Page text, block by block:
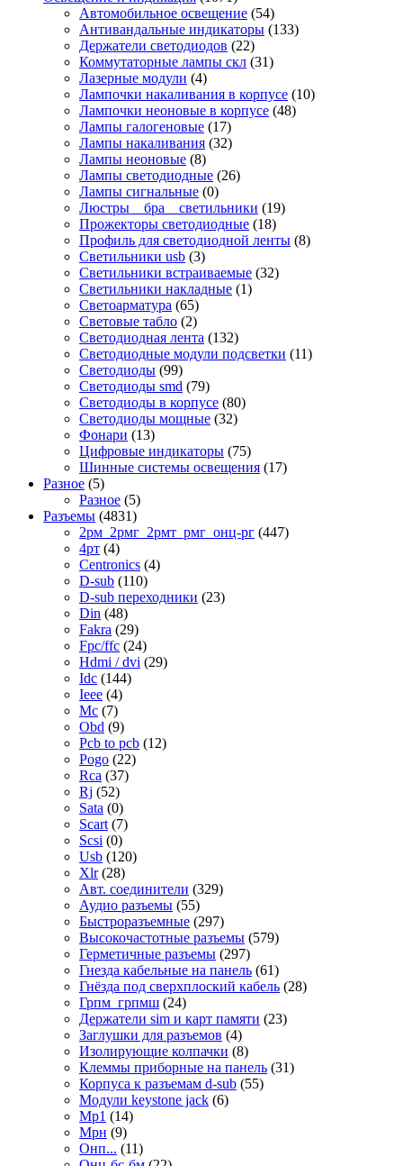
Автомобильное освещение (54)
Антивандальные индикаторы (133)
Держатели светодиодов (22)
Коммутаторные лампы скл (31)
Лазерные модули (4)
Лампочки накаливания в корпусе (10)
Лампочки неоновые в корпусе (48)
Лампы галогеновые (17)
Лампы накаливания (32)
Лампы неоновые (8)
Лампы светодиодные (26)
Лампы сигнальные (0)
Люстры _ бра _ светильники (19)
Прожекторы светодиодные (18)
Профиль для светодиодной ленты (8)
Светильники usb (3)
Светильники встраиваемые (32)
Светильники накладные (1)
Светоарматура (65)
Световые табло (2)
Светодиодная лента (132)
Светодиодные модули подсветки (11)
Светодиоды (99)
Светодиоды smd (79)
Светодиоды в корпусе (80)
Светодиоды мощные (32)
Фонари (13)
Цифровые индикаторы (75)
Шинные системы освещения (17)
Разное (5)
Разное (5)
Разъемы (4831)
2рм_2рмг_2рмт_рмг_онц-рг (447)
4рт (4)
Centronics (4)
D-sub (110)
D-sub переходники (23)
Din (48)
Fakra (29)
Fpc/ffc (24)
Hdmi / dvi (29)
Idc (144)
Ieee (4)
Mc (7)
Obd (9)
Pcb to pcb (12)
Pogo (22)
Rca (37)
Rj (52)
Sata (0)
Scart (7)
Scsi (0)
Usb (120)
Xlr(28)
Авт. соединители (329)
Аудио разъемы (55)
Быстроразъемные (297)
Высокочастотные разъемы (579)
Герметичные разъемы (297)
Гнезда кабельные на панель (61)
Гнёзда под сверхплоский кабель (28)
Грпм_грпмш (24)
Держатели sim и карт памяти (23)
Заглушки для разъемов (4)
Изолирующие колпачки (8)
Клеммы приборные на панель (31)
Корпуса к разъемам d-sub (55)
Модули keystone jack (6)
Мр1 (14)
Мрн (9)
Онп... (11)